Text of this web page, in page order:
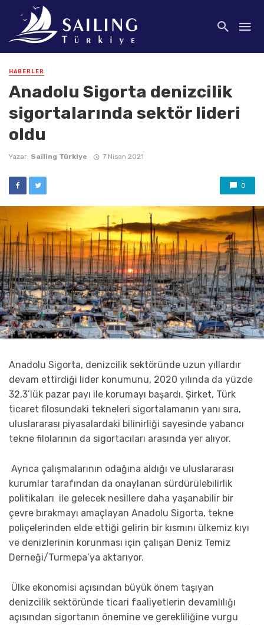
HABERLER
Anadolu Sigorta denizcilik
sigortalarında sektör lideri
oldu
Yazar: Sailing Türkiye 7 Nisan 2021
0
Anadolu Sigorta, denizcilik sektöründe uzun yıllardır
devam ettirdiği lider konumunu, 2020 yılında da yüzde
32,3’lük pazar payı ile korumayı başardı. Şirket, Türk
ticaret filosundaki tekneleri sigortalamanın yanı sıra,
uluslararası piyasalardaki bilinirliği sayesinde yabancı
tekne filolarının da sigortacıları arasında yer alıyor.
Ayrıca çalışmalarının odağına aldığı ve uluslararası
kurumlar tarafından da onaylanan sürdürülebilirlik
politikaları ile gelecek nesillere daha yaşanabilir bir
çevre bırakmayı amaçlayan Anadolu Sigorta, tekne
poliçelerinden elde ettiği gelirin bir kısmını ülkemiz kıyı
ve denizlerinin korunması için çalışan Deniz Temiz
Derneği/Turmepa’ya aktarıyor.
Ülke ekonomisi açısından büyük önem taşıyan
denizcilik sektöründe ticari faaliyetlerin devamlılığı
açısından sigortanın önemine ve gerekliliğine vurgu